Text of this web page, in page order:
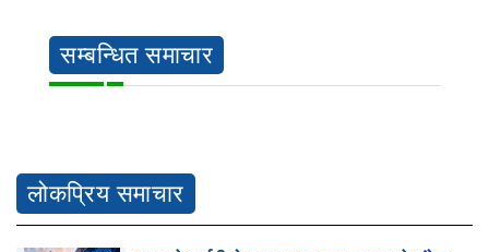
सम्बन्धित समाचार
लोकप्रिय समाचार